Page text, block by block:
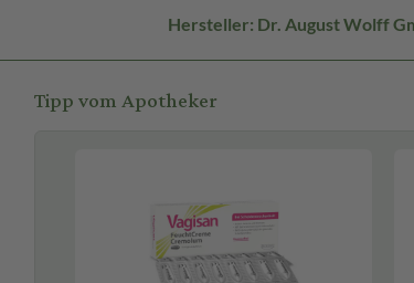
Hersteller: Dr. August Wolff
Tipp vom Apotheker